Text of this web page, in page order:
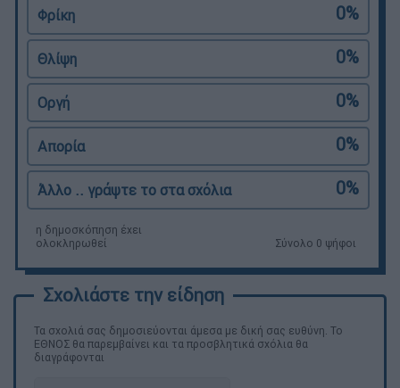
Φρίκη 0%
Θλίψη 0%
Οργή 0%
Απορία 0%
Άλλο .. γράψτε το στα σχόλια 0%
η δημοσκόπηση έχει
ολοκληρωθεί
Σύνολο 0 ψήφοι
Τα σχολιά σας δημοσιεύονται άμεσα με δική σας ευθύνη. Το
ΕΘΝΟΣ θα παρεμβαίνει και τα προσβλητικά σχόλια θα
διαγράφονται